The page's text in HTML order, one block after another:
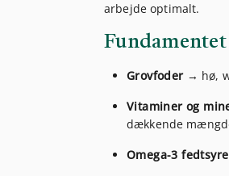
arbejde optimalt.
Grovfoder→ hø,
Vitaminer og
dækkende
Omega-3